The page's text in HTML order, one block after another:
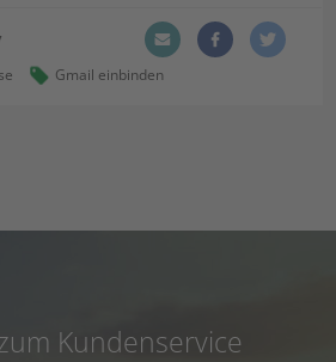
Gmail einbinden
Kundenservice